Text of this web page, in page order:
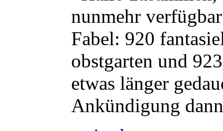
nunmehr
Fabel: 920
obstgarten und
etwas länger
Ankündigung